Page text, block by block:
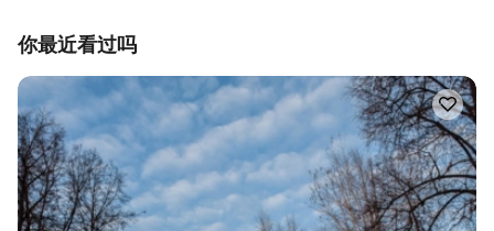
你最近看过吗